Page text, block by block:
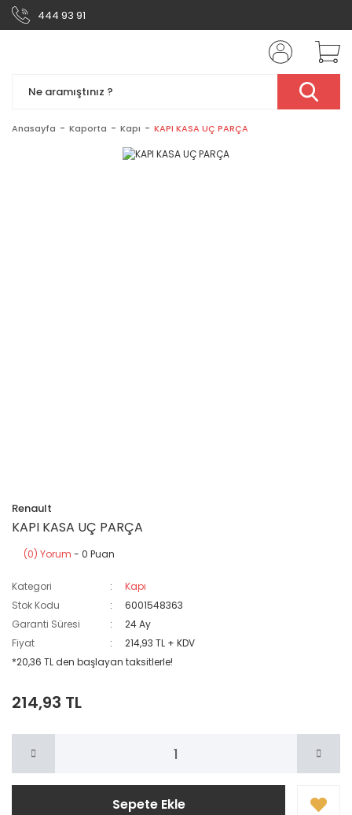
444 93 91
Anasayfa Kaporta Kapı KAPI KASA UÇ PARÇA
Renault
KAPI KASA UÇ PARÇA
(0) Yorum - 0 Puan
Kategori
Kapı
Stok Kodu
6001548363
Garanti Süresi
24 Ay
Fiyat
214,93 TL + KDV
*20,36 TL den başlayan taksitlerle!
214,93 TL
Sepete Ekle